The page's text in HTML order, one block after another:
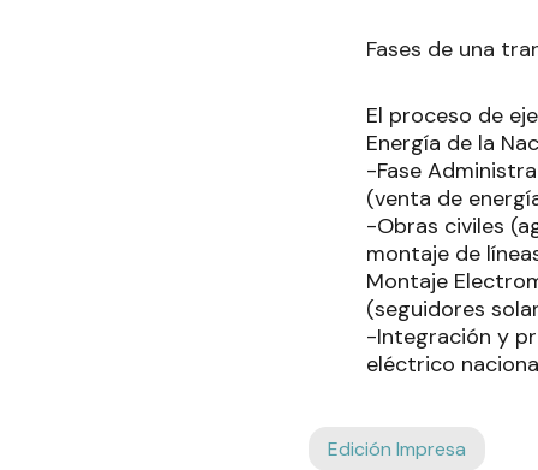
Fases de una
El proceso de
Energía de la
-Fase
(venta de
-Obras civiles
montaje de
Montaje
(seguidores
-Integración y
eléctrico
Edición Impresa